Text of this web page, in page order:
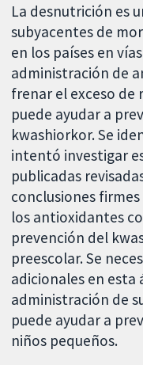
La desnutrición es
subyacentes de
en los países en
administración de
frenar el exceso de
puede ayudar a
kwashiorkor. Se
intentó investigar
publicadas
conclusiones
los antioxidantes
prevención del
preescolar. Se
adicionales en esta
administración de
puede ayudar a
niños pequeños.